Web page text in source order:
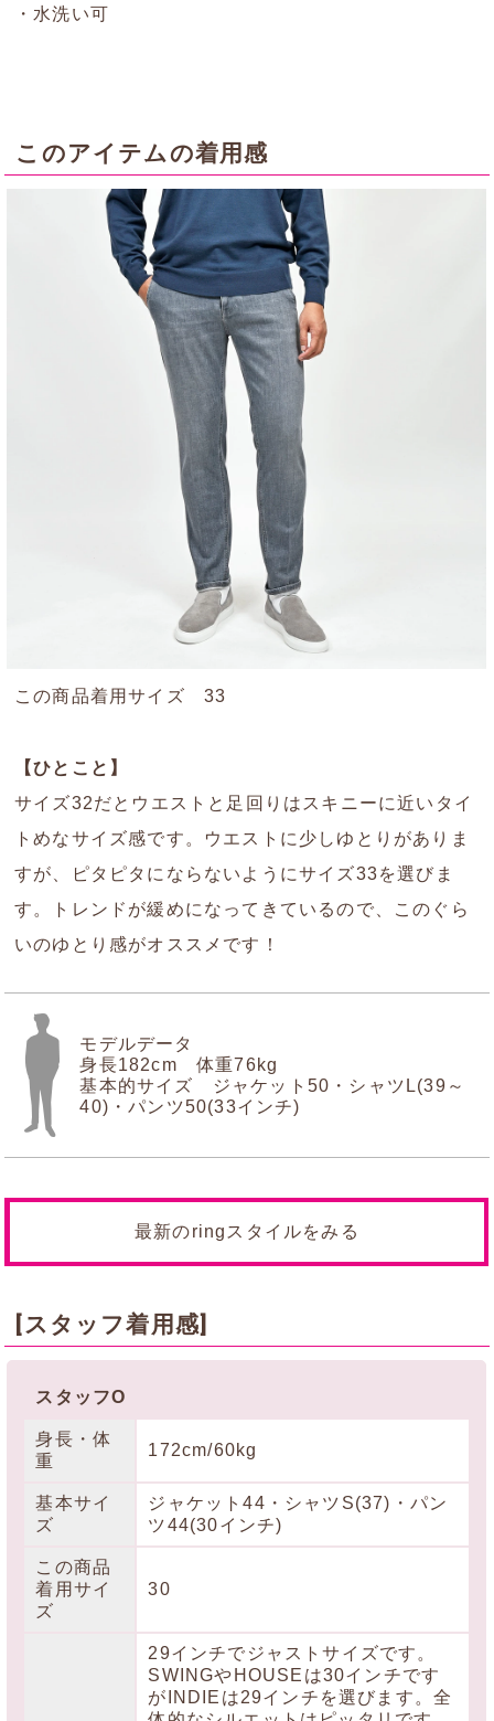
・水洗い可
このアイテムの着用感
この商品着用サイズ 33
【ひとこと】
サイズ32だとウエストと足回りはスキニーに近いタイ
トめなサイズ感です。ウエストに少しゆとりがありま
すが、ピタピタにならないようにサイズ33を選びま
す。トレンドが緩めになってきているので、このぐら
いのゆとり感がオススメです！
モデルデータ
身長182cm 体重76kg
基本的サイズ ジャケット50・シャツL(39～
40)・パンツ50(33インチ)
最新のringスタイルをみる
[スタッフ着用感]
スタッフO
身長・体
重
172cm/60kg
基本サイ
ズ
ジャケット44・シャツS(37)・パン
ツ44(30インチ)
この商品
着用サイ
ズ
30
29インチでジャストサイズです。
SWINGやHOUSEは30インチです
がINDIEは29インチを選びます。全